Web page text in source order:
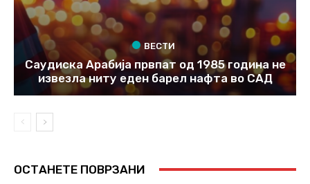
ВЕСТИ
Саудиска Арабија првпат од 1985 година не
извезла ниту еден барел нафта во САД
ОСТАНЕТЕ ПОВРЗАНИ